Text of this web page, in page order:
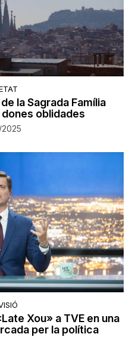
la Sagrada Família
oblidades
Xou» a TVE en una
per la política